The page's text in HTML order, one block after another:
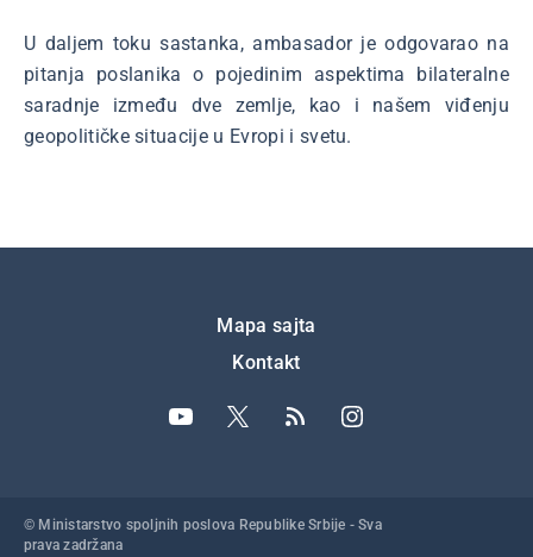
U daljem toku sastanka, ambasador je odgovarao na
pitanja poslanika o pojedinim aspektima bilateralne
saradnje između dve zemlje, kao i našem viđenju
geopolitičke situacije u Evropi i svetu.
Mapa sajta
Kontakt
© Ministarstvo spoljnih poslova Republike Srbije - Sva
prava zadržana